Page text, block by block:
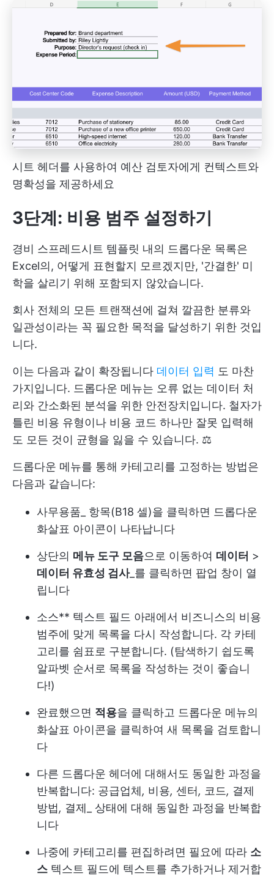
시트 헤더를 사용하여 예산 검토자에게 컨텍스트와
명확성을 제공하세요
3단계: 비용 범주 설정하기
경비 스프레드시트 템플릿 내의 드롭다운 목록은
Excel의, 어떻게 표현할지 모르겠지만, '간결한' 미
학을 살리기 위해 포함되지 않았습니다.
회사 전체의 모든 트랜잭션에 걸쳐 깔끔한 분류와
일관성이라는 꼭 필요한 목적을 달성하기 위한 것입
니다.
이는 다음과 같이 확장됩니다 데이터 입력 도 마찬
가지입니다. 드롭다운 메뉴는 오류 없는 데이터 처
리와 간소화된 분석을 위한 안전장치입니다. 철자가
틀린 비용 유형이나 비용 코드 하나만 잘못 입력해
도 모든 것이 균형을 잃을 수 있습니다. ⚖️
드롭다운 메뉴를 통해 카테고리를 고정하는 방법은
다음과 같습니다:
사무용품_ 항목(B18 셀)을 클릭하면 드롭다운
화살표 아이콘이 나타납니다
상단의 메뉴 도구 모음으로 이동하여 데이터 >
데이터 유효성 검사_를 클릭하면 팝업 창이 열
립니다
소스** 텍스트 필드 아래에서 비즈니스의 비용
범주에 맞게 목록을 다시 작성합니다. 각 카테
고리를 쉼표로 구분합니다. (탐색하기 쉽도록
알파벳 순서로 목록을 작성하는 것이 좋습니
다!)
완료했으면 적용을 클릭하고 드롭다운 메뉴의
화살표 아이콘을 클릭하여 새 목록을 검토합니
다
다른 드롭다운 헤더에 대해서도 동일한 과정을
반복합니다: 공급업체, 비용, 센터, 코드, 결제
방법, 결제_ 상태에 대해 동일한 과정을 반복합
니다
나중에 카테고리를 편집하려면 필요에 따라 소
스 텍스트 필드에 텍스트를 추가하거나 제거합